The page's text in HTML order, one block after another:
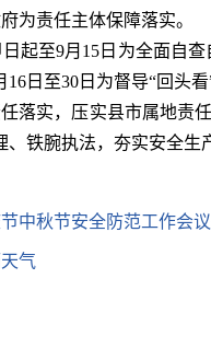
为责任主体保障落实。
起至9月15日为全面自
日至30日为督导“回头
落实，压实县市属地责
、铁腕执法，夯实安全
中秋节安全防范工作会
气